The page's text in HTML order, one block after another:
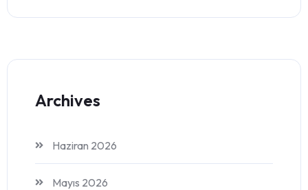
Archives
Haziran 2026
Mayıs 2026